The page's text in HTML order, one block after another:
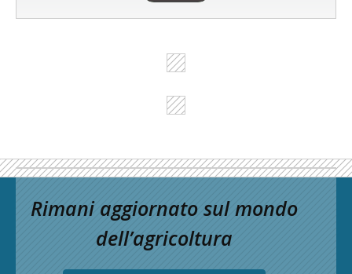
Rimani aggiornato sul mondo
dell’agricoltura